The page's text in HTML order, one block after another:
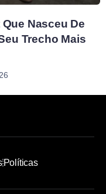
Nasceu De
Trecho Mais
Políticas